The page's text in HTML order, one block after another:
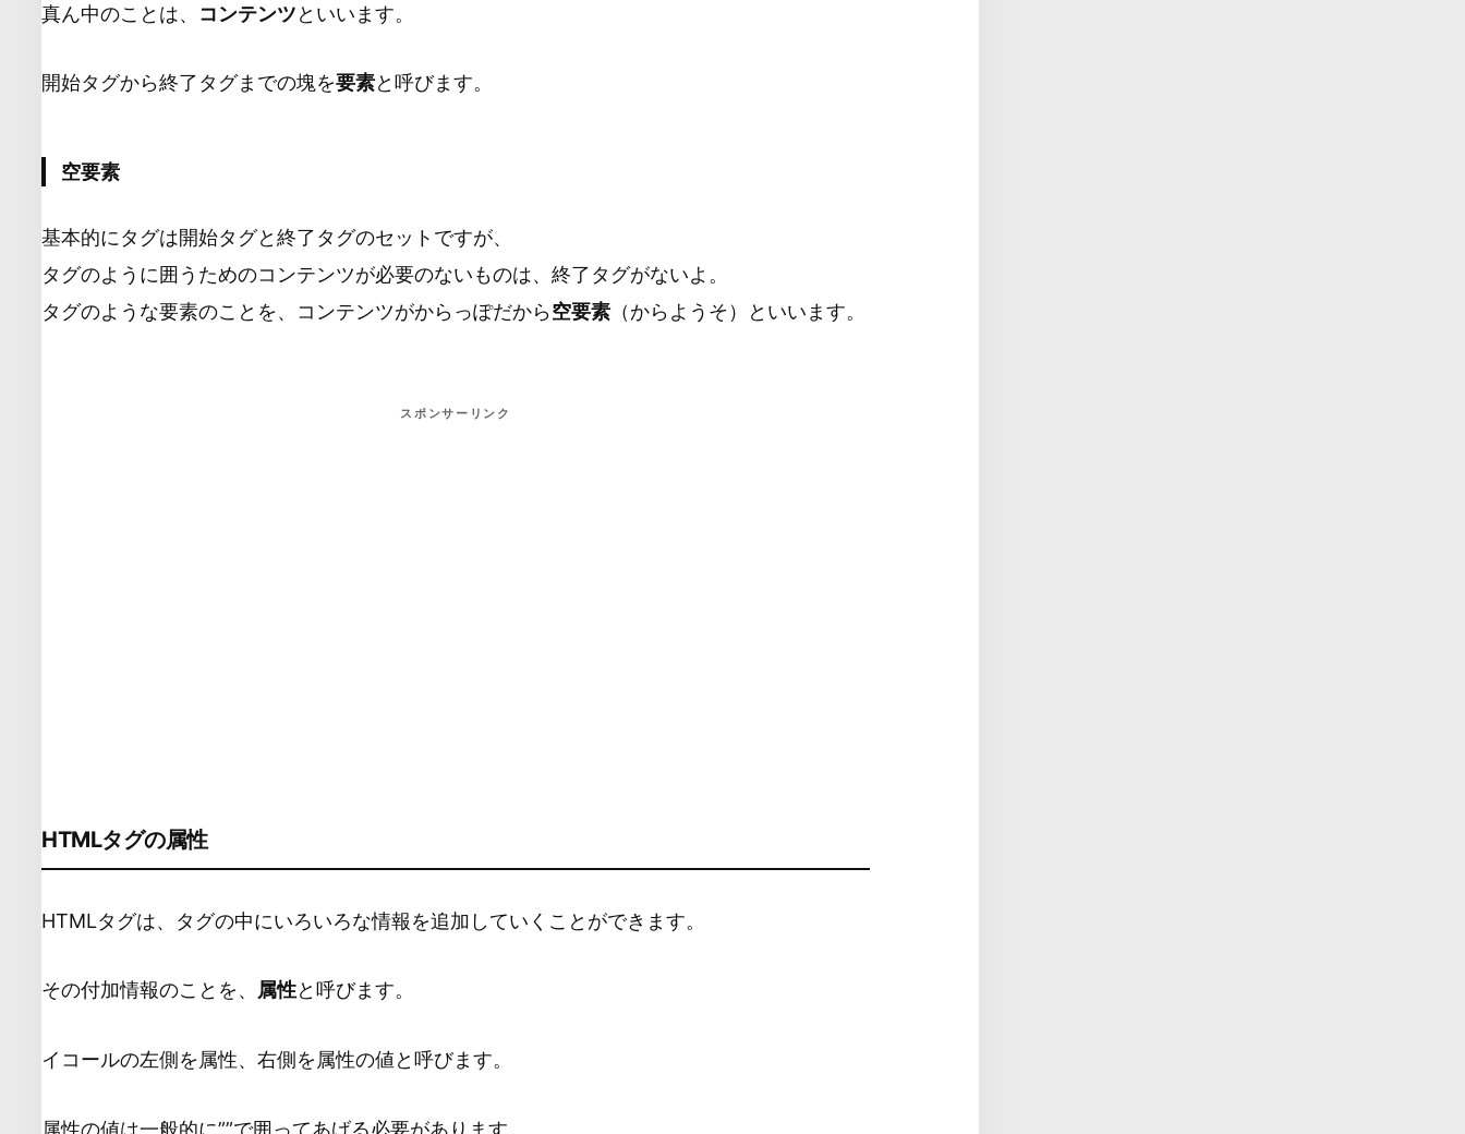
真ん中のことは、 コンテンツといいます。
開始タグから終了タグまでの塊を要素と呼びます。
空要素
基本的にタグは開始タグと終了タグのセットですが、
タグのように囲うためのコンテンツが必要のないものは、終了タグがないよ。
タグのような要素のことを、コンテンツがからっぽだから空要素 （からようそ）といいます。
スポンサーリンク
HTMLタグの属性
HTMLタグは、タグの中にいろいろな情報を追加していくことができます。
その付加情報のことを、 属性と呼びます。
イコールの左側を属性、右側を属性の値と呼びます。
属性の値は一般的に””で囲ってあげる必要があります。